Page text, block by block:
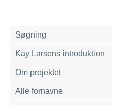
Søgning
Kay Larsens introduktion
Om projektet
Alle fornavne